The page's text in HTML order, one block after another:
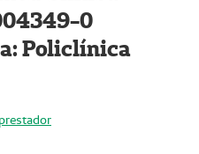
0
Policlínica